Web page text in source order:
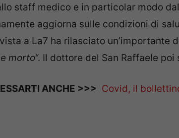
staff medico e in particolar modo
aggiorna sulle condizioni di
a La7 ha rilasciato un’importante
morto“. Il dottore del San Raffaele
ANCHE >>> Covid, il